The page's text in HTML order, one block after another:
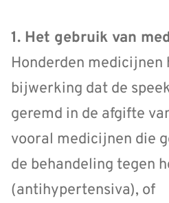
1. Het gebruik van
Honderden medicijnen
bijwerking dat de
geremd in de afgifte
vooral medicijnen die
de behandeling tegen
(antihypertensiva), of